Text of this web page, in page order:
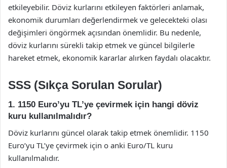
etkileyebilir. Döviz kurlarını etkileyen faktörleri anlamak,
ekonomik durumları değerlendirmek ve gelecekteki olası
değişimleri öngörmek açısından önemlidir. Bu nedenle,
döviz kurlarını sürekli takip etmek ve güncel bilgilerle
hareket etmek, ekonomik kararlar alırken faydalı olacaktır.
SSS (Sıkça Sorulan Sorular)
1. 1150 Euro’yu TL’ye çevirmek için hangi döviz
kuru kullanılmalıdır?
Döviz kurlarını güncel olarak takip etmek önemlidir. 1150
Euro’yu TL’ye çevirmek için o anki Euro/TL kuru
kullanılmalıdır.